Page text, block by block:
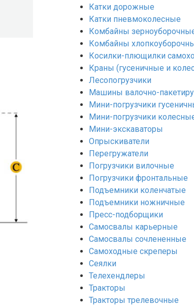
Катки дорожные
Катки пневмоколесные
Комбайны
Комбайны
Косилки-плющилки
Краны (гусеничные и
Лесопогрузчики
Машины валочно-
Мини-погрузчики
Мини-погрузчики
Мини-экскаваторы
Опрыскиватели
Перегружатели
Погрузчики вилочные
Погрузчики фронтальные
Подъемники коленчатые
Подъемники ножничные
Пресс-подборщики
Самосвалы карьерные
Самосвалы сочлененные
Самоходные скреперы
Сеялки
Телехендлеры
Тракторы
Тракторы трелевочные